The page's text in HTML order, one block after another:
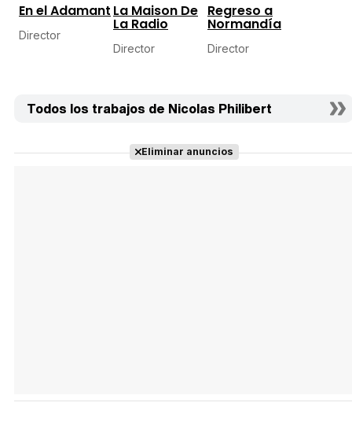
En el Adamant
Director
La Maison De
La Radio
Director
Regreso a
Normandía
Director
Todos los trabajos de Nicolas Philibert
Eliminar anuncios